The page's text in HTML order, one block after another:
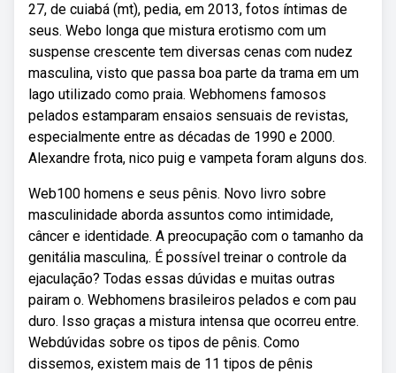
27, de cuiabá (mt), pedia, em 2013, fotos íntimas de
seus. Webo longa que mistura erotismo com um
suspense crescente tem diversas cenas com nudez
masculina, visto que passa boa parte da trama em um
lago utilizado como praia. Webhomens famosos
pelados estamparam ensaios sensuais de revistas,
especialmente entre as décadas de 1990 e 2000.
Alexandre frota, nico puig e vampeta foram alguns dos.
Web100 homens e seus pênis. Novo livro sobre
masculinidade aborda assuntos como intimidade,
câncer e identidade. A preocupação com o tamanho da
genitália masculina,. É possível treinar o controle da
ejaculação? Todas essas dúvidas e muitas outras
pairam o. Webhomens brasileiros pelados e com pau
duro. Isso graças a mistura intensa que ocorreu entre.
Webdúvidas sobre os tipos de pênis. Como
dissemos, existem mais de 11 tipos de pênis